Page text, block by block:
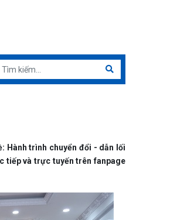
Hành trình chuyển đổi - dẫn lối
tiếp và trực tuyến trên fanpage